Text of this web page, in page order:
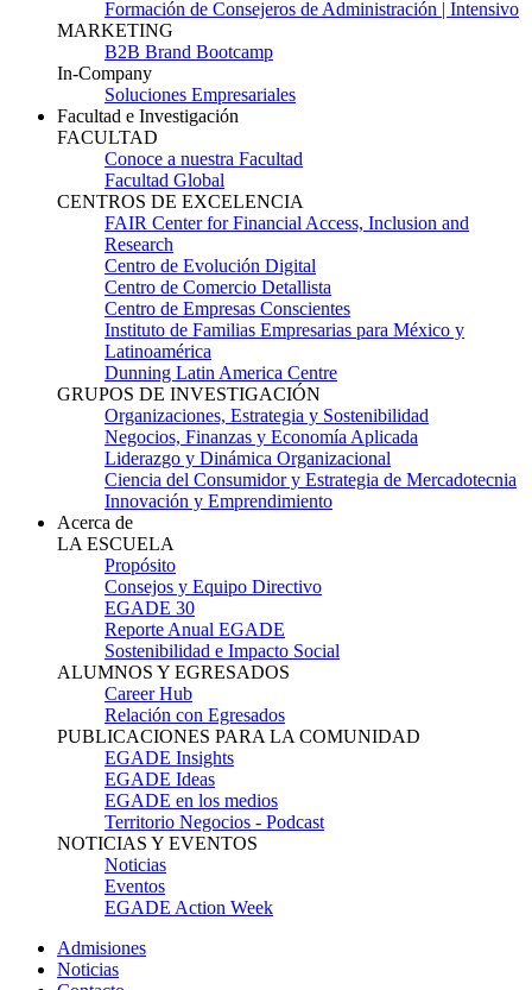
Formación de Consejeros de Administración | Intensivo
MARKETING
B2B Brand Bootcamp
In-Company
Soluciones Empresariales
Facultad e Investigación
FACULTAD
Conoce a nuestra Facultad
Facultad Global
CENTROS DE EXCELENCIA
FAIR Center for Financial Access, Inclusion and
Research
Centro de Evolución Digital
Centro de Comercio Detallista
Centro de Empresas Conscientes
Instituto de Familias Empresarias para México y
Latinoamérica
Dunning Latin America Centre
GRUPOS DE INVESTIGACIÓN
Organizaciones, Estrategia y Sostenibilidad
Negocios, Finanzas y Economía Aplicada
Liderazgo y Dinámica Organizacional
Ciencia del Consumidor y Estrategia de Mercadotecnia
Innovación y Emprendimiento
Acerca de
LA ESCUELA
Propósito
Consejos y Equipo Directivo
EGADE 30
Reporte Anual EGADE
Sostenibilidad e Impacto Social
ALUMNOS Y EGRESADOS
Career Hub
Relación con Egresados
PUBLICACIONES PARA LA COMUNIDAD
EGADE Insights
EGADE Ideas
EGADE en los medios
Territorio Negocios - Podcast
NOTICIAS Y EVENTOS
Noticias
Eventos
EGADE Action Week
Admisiones
Noticias